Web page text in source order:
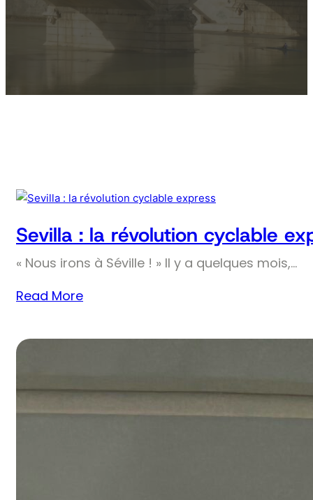
Sevilla : la révolution cyclable
« Nous irons à Séville ! » Il y a quelques mois,…
Read More